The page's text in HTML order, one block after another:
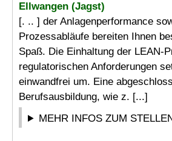
Ellwangen (Jagst)
[. .. ] der Anlagenperformance
Prozessabläufe bereiten Ihnen
Spaß. Die Einhaltung der LEAN-
regulatorischen Anforderungen
einwandfrei um. Eine
Berufsausbildung, wie z. [...]
MEHR INFOS ZUM